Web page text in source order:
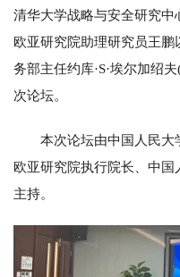
清华大学战略与安全研究
欧亚研究院助理研究员王
务部主任约库·S·埃尔加绍
次论坛。
本次论坛由中国人民大
欧亚研究院执行院长、中
主持。